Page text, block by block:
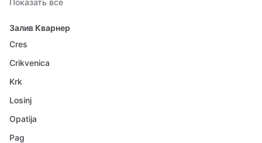
Показать все
Залив Кварнер
Cres
Crikvenica
Krk
Losinj
Opatija
Pag